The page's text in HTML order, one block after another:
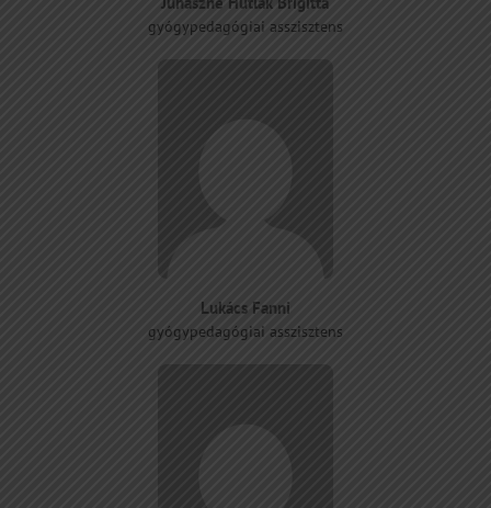
gyógypedagógiai asszisztens
Lukács Fanni
gyógypedagógiai asszisztens